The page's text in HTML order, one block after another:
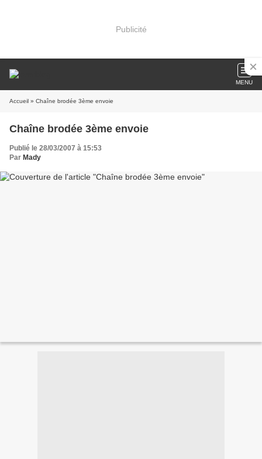
Publicité
MENU
Accueil » Chaîne brodée 3ème envoie
Chaîne brodée 3ème envoie
Publié le 28/03/2007 à 15:53
Par Mady